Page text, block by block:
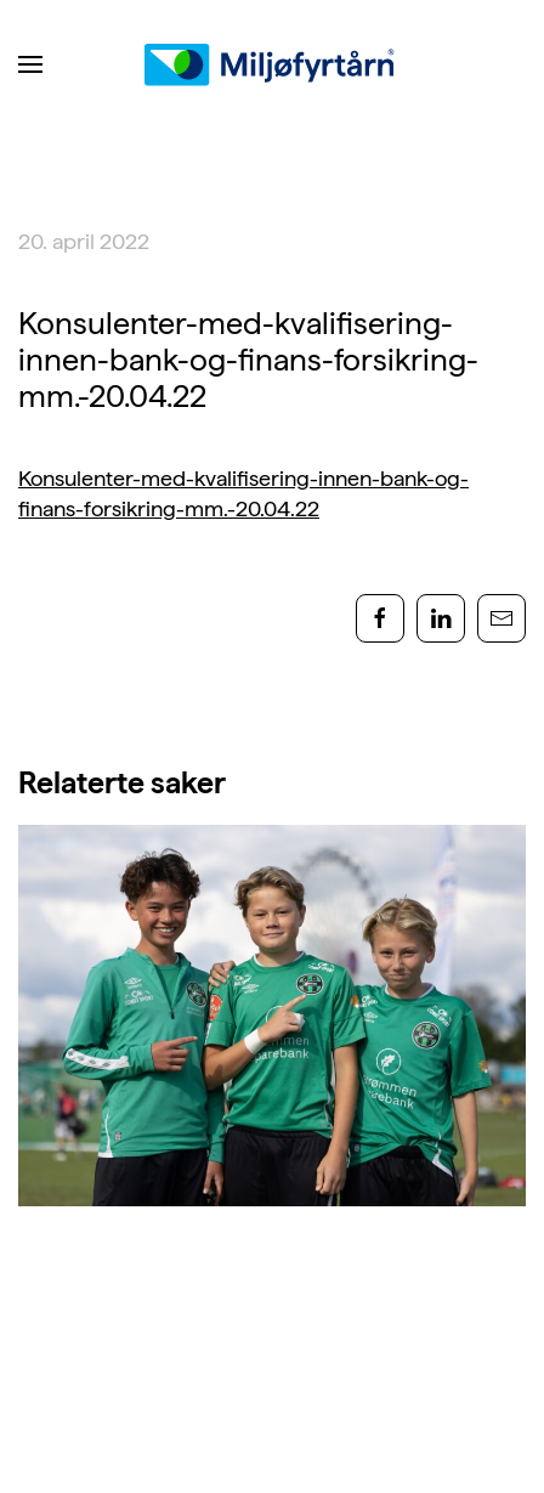
20. april 2022
Konsulenter-med-kvalifisering-
innen-bank-og-finans-forsikring-
mm.-20.04.22
Konsulenter-med-kvalifisering-innen-bank-og-
finans-forsikring-mm.-20.04.22
Relaterte saker